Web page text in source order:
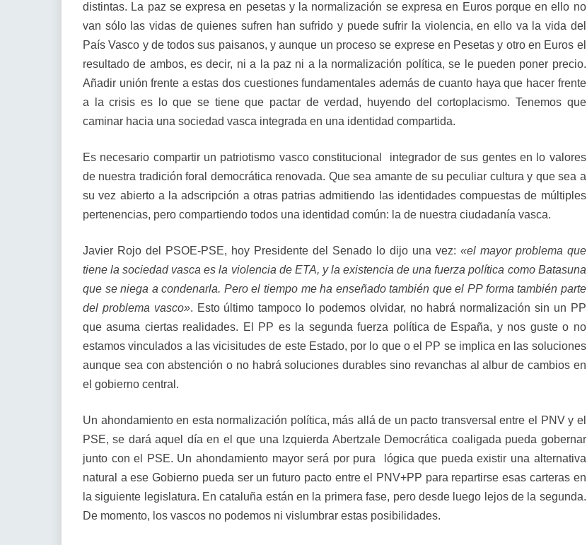
distintas. La paz se expresa en pesetas y la normalización se expresa en Euros porque en ello no
van sólo las vidas de quienes sufren han sufrido y puede sufrir la violencia, en ello va la vida del
País Vasco y de todos sus paisanos, y aunque un proceso se exprese en Pesetas y otro en Euros el
resultado de ambos, es decir, ni a la paz ni a la normalización política, se le pueden poner precio.
Añadir unión frente a estas dos cuestiones fundamentales además de cuanto haya que hacer frente
a la crisis es lo que se tiene que pactar de verdad, huyendo del cortoplacismo. Tenemos que
caminar hacia una sociedad vasca integrada en una identidad compartida.
Es necesario compartir un patriotismo vasco constitucional integrador de sus gentes en lo valores
de nuestra tradición foral democrática renovada. Que sea amante de su peculiar cultura y que sea a
su vez abierto a la adscripción a otras patrias admitiendo las identidades compuestas de múltiples
pertenencias, pero compartiendo todos una identidad común: la de nuestra ciudadanía vasca.
Javier Rojo del PSOE-PSE, hoy Presidente del Senado lo dijo una vez: «el mayor problema que
tiene la sociedad vasca es la violencia de ETA, y la existencia de una fuerza política como Batasuna
que se niega a condenarla. Pero el tiempo me ha enseñado también que el PP forma también parte
del problema vasco». Esto último tampoco lo podemos olvidar, no habrá normalización sin un PP
que asuma ciertas realidades. El PP es la segunda fuerza política de España, y nos guste o no
estamos vinculados a las vicisitudes de este Estado, por lo que o el PP se implica en las soluciones
aunque sea con abstención o no habrá soluciones durables sino revanchas al albur de cambios en
el gobierno central.
Un ahondamiento en esta normalización política, más allá de un pacto transversal entre el PNV y el
PSE, se dará aquel día en el que una Izquierda Abertzale Democrática coaligada pueda gobernar
junto con el PSE. Un ahondamiento mayor será por pura lógica que pueda existir una alternativa
natural a ese Gobierno pueda ser un futuro pacto entre el PNV+PP para repartirse esas carteras en
la siguiente legislatura. En cataluña están en la primera fase, pero desde luego lejos de la segunda.
De momento, los vascos no podemos ni vislumbrar estas posibilidades.